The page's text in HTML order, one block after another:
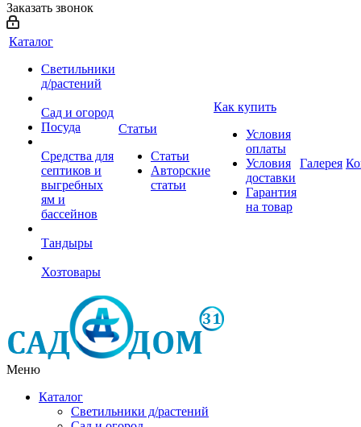
Заказать звонок
Каталог
Светильники
д/растений
Сад и огород
Посуда
Средства для
септиков и
выгребных
ям и
бассейнов
Тандыры
Хозтовары
Статьи
Статьи
Авторские
статьи
Как купить
Условия
оплаты
Условия
доставки
Гарантия
на товар
Галерея
Меню
Каталог
Светильники д/растений